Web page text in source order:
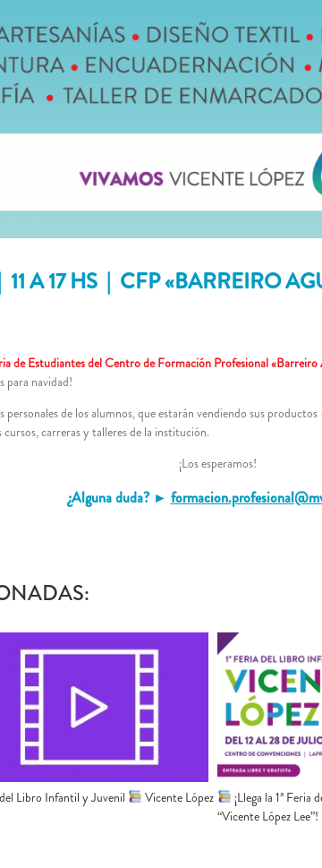
A 17 HS | CFP «BARREIRO
de Estudiantes del Centro de Formación Profesional
para navidad!
de los alumnos, que estarán vendiendo sus
carreras y talleres de la institución.
¡Los esperamos!
¿Alguna duda? ►
Libro Infantil y Juvenil
Vicente López
¡Llega la 1ª
“Vicente López Lee”!